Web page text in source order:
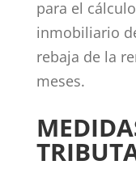
para el
inmobiliario
rebaja de la
meses.